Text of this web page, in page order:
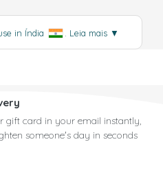
in Índia Leia mais ▼
gift card in your email instantly,
someone's day in seconds